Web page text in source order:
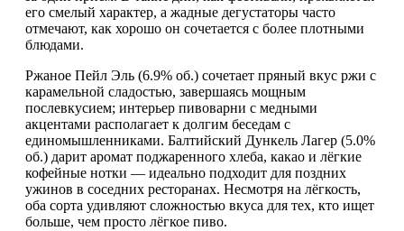
его смелый характер, а жадные дегустаторы часто
отмечают, как хорошо он сочетается с более плотными
блюдами.
Ржаное Пейл Эль (6.9% об.) сочетает пряный вкус ржи с
карамельной сладостью, завершаясь мощным
послевкусием; интерьер пивоварни с медными
акцентами располагает к долгим беседам с
единомышленниками. Балтийский Дункель Лагер (5.0%
об.) дарит аромат поджаренного хлеба, какао и лёгкие
кофейные нотки — идеально подходит для поздних
ужинов в соседних ресторанах. Несмотря на лёгкость,
оба сорта удивляют сложностью вкуса для тех, кто ищет
больше, чем просто лёгкое пиво.